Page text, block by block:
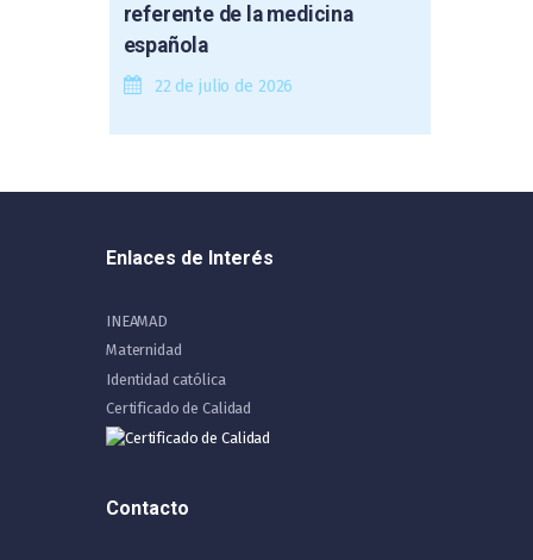
referente de la medicina
española
22 de julio de 2026
Enlaces de Interés
INEAMAD
Maternidad
Identidad católica
Certificado de Calidad
Contacto